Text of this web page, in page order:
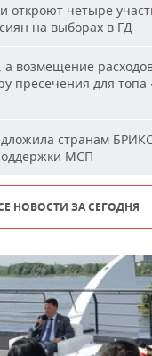
откроют четыре
на выборах в ГД
а возмещение
пресечения для топа
странам
МСП
НОВОСТИ ЗА СЕГОДНЯ